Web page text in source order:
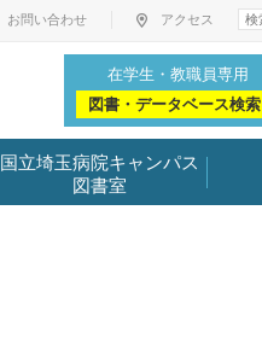
お問い合わせ アクセス
在学生・教職員専用
図書・データベース検索
国立埼玉病院キャンパス
図書室